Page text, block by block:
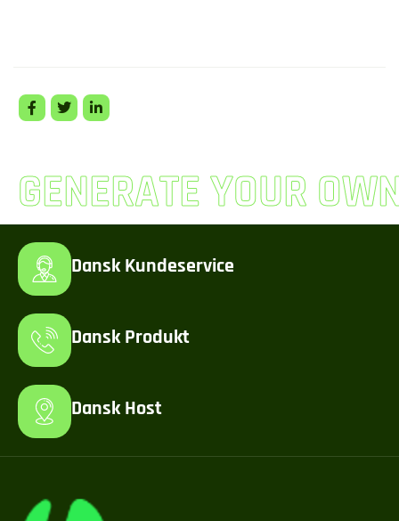
GENERATE YOUR
Dansk Kundeservice
Dansk Produkt
Dansk Host